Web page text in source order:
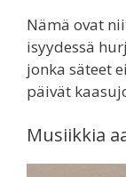
Nämä ovat
isyydessä
jonka säteet
päivät
Musiikkia